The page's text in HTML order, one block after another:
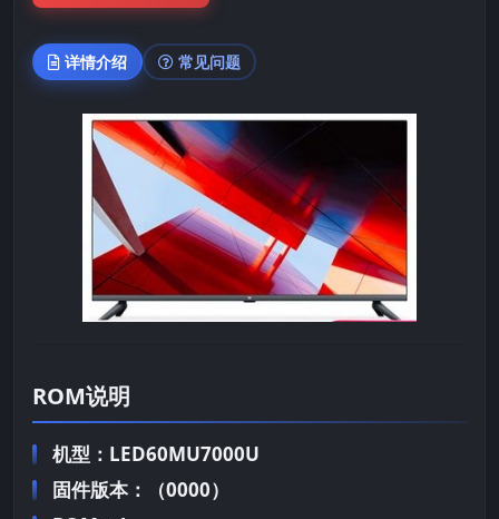
详情介绍 常见问题
ROM说明
机型：LED60MU7000U
固件版本：（0000）